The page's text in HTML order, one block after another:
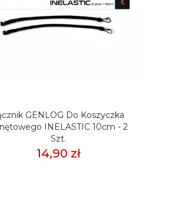
GENLOG Do Koszyczka
INELASTIC 10cm - 2
Szt.
14,90 zł